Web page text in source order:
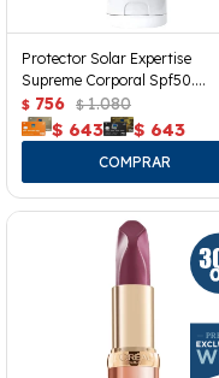
Protector Solar Expertise
Supreme Corporal Spf50.
200grs.
$ 756 $ 1.080
$ 643 $ 643